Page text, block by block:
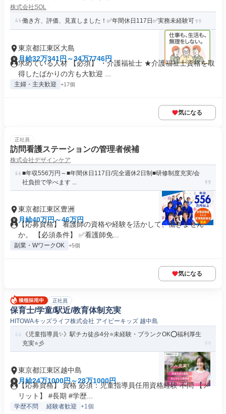
株式会社SOL
働き方、評価、見直しました！✅年間休日117日✅実務未経験可
東京都江東区大島
月給32万341円～34万7746円
求めている人材 【必須】 ・介護福祉士 ★介護福祉士資格を取
得したばかりの方も大歓迎 ...
主婦・主夫歓迎 +17個
気になる
正社員
訪問看護ステーションの管理者候補
株式会社デザインケア
■年収556万円～■年間休日117日/完全週休2日制■研修制度充実/会
社負担で学べます ...
東京都江東区豊洲
月給40万円～46万円
【応募資格】 看護師の資格や経験を活かして、働きません
か。 【必須条件】 ✅看護師免...
副業・WワークOK +5個
気になる
正社員
保育士/学童/駅近/教育体制充実
HITOWAキッズライフ株式会社 アイビーキッズ 越中島
《児童指導員✨》駅チカ徒歩4分⭐未経験・ブランクOK⭕福利厚生
充実⭐彡
東京都江東区越中島
月給24万1000円～28万1000円
【応募資格】 資格 必須：児童指導員任用資格経験 不問 【メ
リット】 #長期 #学歴...
学歴不問 経験者歓迎 +1個